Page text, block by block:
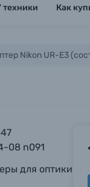
Как
Nikon UR-E3
08 n091
для оптики